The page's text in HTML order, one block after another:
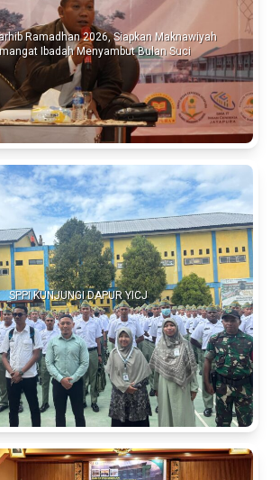
Ramadhan 2026, Siapkan Maknawiyah
Ibadah Menyambut Bulan Suci
SPPI KUNJUNGI DAPUR YICJ